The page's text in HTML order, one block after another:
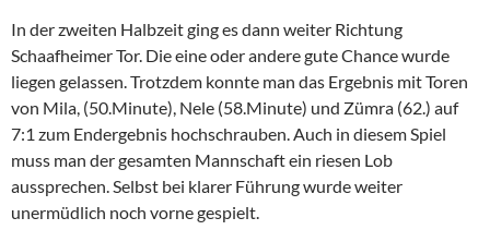
In der zweiten Halbzeit ging es dann weiter Richtung
Schaafheimer Tor. Die eine oder andere gute Chance wurde
liegen gelassen. Trotzdem konnte man das Ergebnis mit Toren
von Mila, (50.Minute), Nele (58.Minute) und Zümra (62.) auf
7:1 zum Endergebnis hochschrauben. Auch in diesem Spiel
muss man der gesamten Mannschaft ein riesen Lob
aussprechen. Selbst bei klarer Führung wurde weiter
unermüdlich noch vorne gespielt.